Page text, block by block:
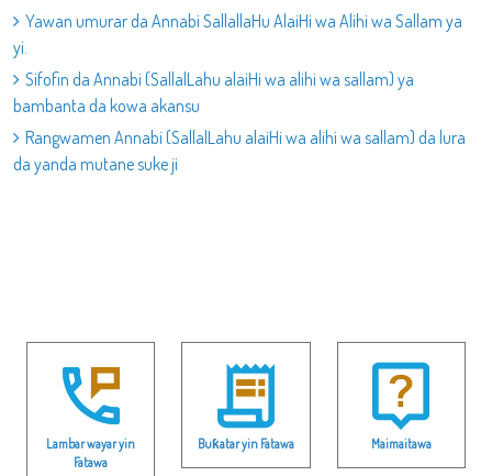
Yawan umurar da Annabi SallallaHu AlaiHi wa Alihi wa Sallam ya
yi.
Sifofin da Annabi (SallalLahu alaiHi wa alihi wa sallam) ya
bambanta da kowa akansu
Rangwamen Annabi (SallalLahu alaiHi wa alihi wa sallam) da lura
da yanda mutane suke ji
Lambar wayar yin
Fatawa
Buƙatar yin Fatawa Maimaitawa